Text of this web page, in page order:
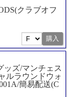
クラブオフ
ッズ/マンチェス
ルラウンドウォ
簡易配送(C